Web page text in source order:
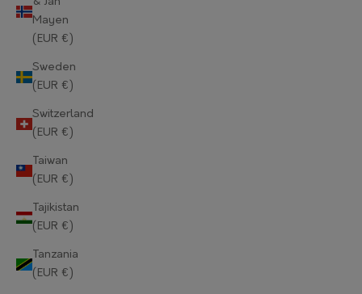
Mayen
(EUR €)
Sweden
(EUR €)
Switzerland
(EUR €)
Taiwan
(EUR €)
Tajikistan
(EUR €)
Tanzania
(EUR €)
Norway (EUR €)
Pakistan (EUR €)
Palestinian Territories (EUR €)
Panama (EUR €)
Papua New Guinea (EUR €)
Paraguay (EUR €)
Peru (EUR €)